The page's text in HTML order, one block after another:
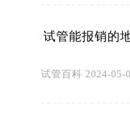
试管能报销的
试管百科 2024-05-